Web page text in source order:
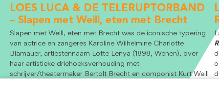
LOES LUCA & DE TELERUPTORBAND
– Slapen met Weill, eten met Brecht
Slapen met Weill, eten met Brecht was de iconische typering
van actrice en zangeres Karoline Wilhelmine Charlotte
Blamauer, artiestennaam Lotte Lenya (1898, Wenen), over
haar artistieke driehoeksverhouding met
schrijver/theatermaker Bertolt Brecht en componist Kurt Weill